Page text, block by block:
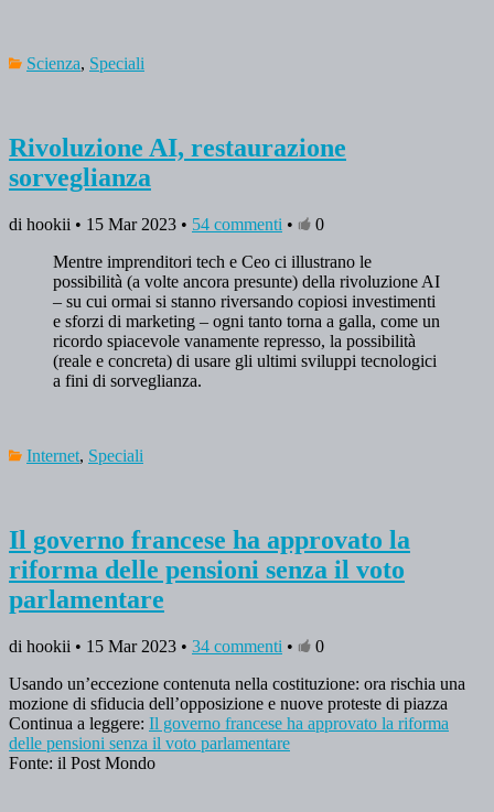
Scienza, Speciali
Rivoluzione AI, restaurazione
sorveglianza
di hookii • 15 Mar 2023 • 54 commenti •
0
Mentre imprenditori tech e Ceo ci illustrano le
possibilità (a volte ancora presunte) della rivoluzione AI
– su cui ormai si stanno riversando copiosi investimenti
e sforzi di marketing – ogni tanto torna a galla, come un
ricordo spiacevole vanamente represso, la possibilità
(reale e concreta) di usare gli ultimi sviluppi tecnologici
a fini di sorveglianza.
Internet, Speciali
Il governo francese ha approvato la
riforma delle pensioni senza il voto
parlamentare
di hookii • 15 Mar 2023 • 34 commenti •
0
Usando un’eccezione contenuta nella costituzione: ora rischia una
mozione di sfiducia dell’opposizione e nuove proteste di piazza
Continua a leggere: Il governo francese ha approvato la riforma
delle pensioni senza il voto parlamentare
Fonte: il Post Mondo